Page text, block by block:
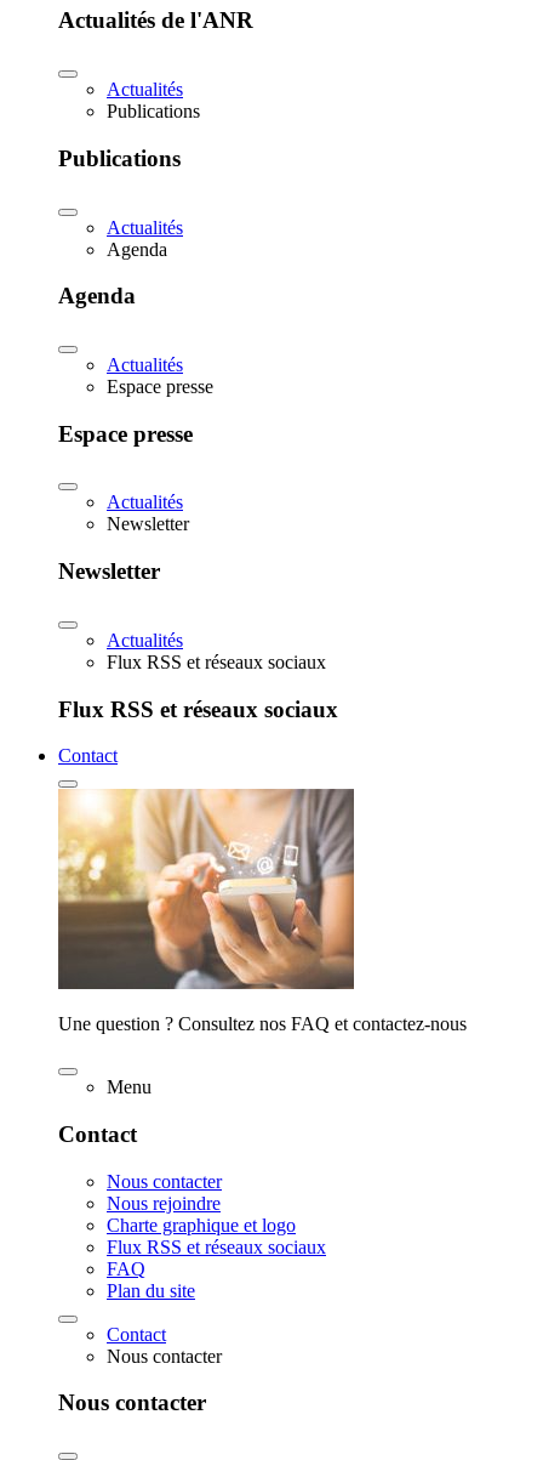
Actualités de l'ANR
Actualités
Publications
Publications
Actualités
Agenda
Agenda
Actualités
Espace presse
Espace presse
Actualités
Newsletter
Newsletter
Actualités
Flux RSS et réseaux sociaux
Flux RSS et réseaux sociaux
Contact
Une question ? Consultez nos FAQ et contactez-nous
Menu
Contact
Nous contacter
Nous rejoindre
Charte graphique et logo
Flux RSS et réseaux sociaux
FAQ
Plan du site
Contact
Nous contacter
Nous contacter